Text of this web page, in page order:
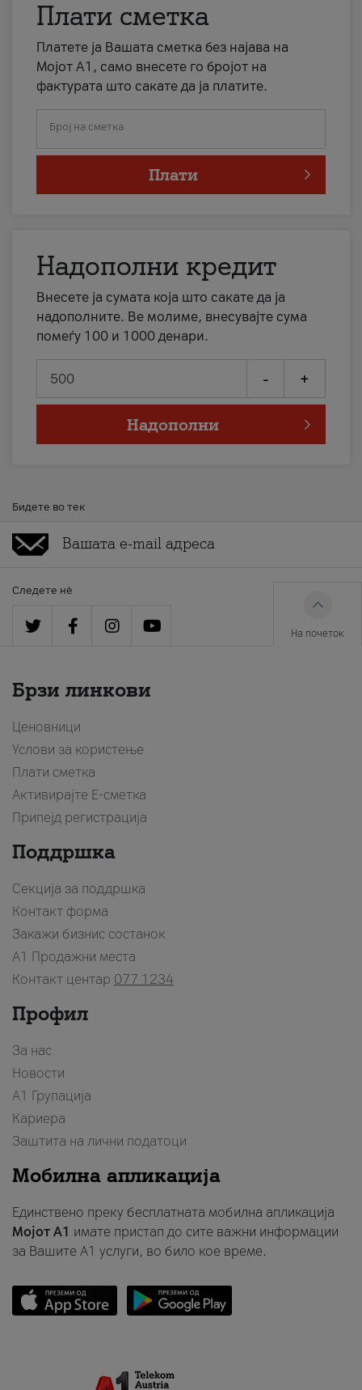
Плати сметка
Платете ја Вашата сметка без најава на
Мојот А1, само внесете го бројот на
фактурата што сакате да ја платите.
Број на сметка
Плати
Надополни кредит
Внесете ја сумата која што сакате да ја
надополните. Ве молиме, внесувајте сума
помеѓу 100 и 1000 денари.
- +
Надополни
Бидете во тек
Следете нè
На почеток
Брзи линкови
Ценовници
Услови за користење
Плати сметка
Активирајте Е-сметка
Припејд регистрација
Поддршка
Секција за поддршка
Контакт форма
Закажи бизнис состанок
A1 Продажни места
Контакт центар 077 1234
Профил
За нас
Новости
А1 Групација
Кариера
Заштита на лични податоци
Мобилна апликација
Единствено преку бесплатната мобилна апликација
Мојот A1 имате пристап до сите важни информации
за Вашите A1 услуги, во било кое време.